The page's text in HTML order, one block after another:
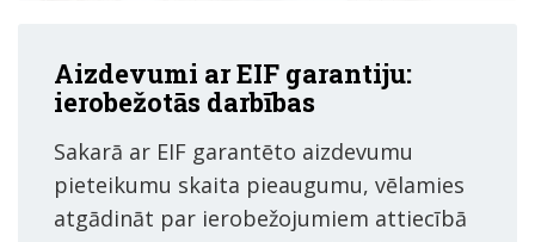
Aizdevumi ar EIF garantiju:
ierobežotās darbības
Sakarā ar EIF garantēto aizdevumu
pieteikumu skaita pieaugumu, vēlamies
atgādināt par ierobežojumiem attiecībā